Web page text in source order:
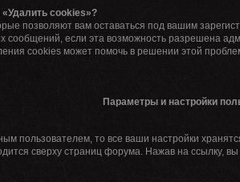
cookies»?
позволяют вам оставаться под вашим
сообщений, если эта возможность разрешена
cookies может помочь в решении этой
Параметры и настройки
пользователем, то все ваши настройки
сверху страниц форума. Нажав на ссылку,